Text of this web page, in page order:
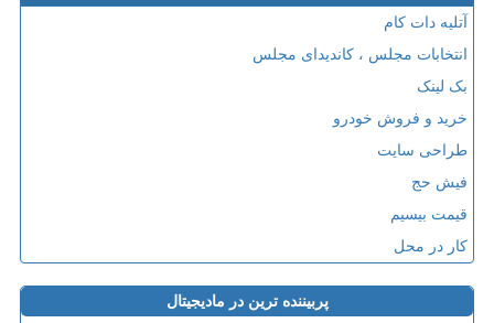
آتلیه دات کام
انتخابات مجلس ، کاندیدای مجلس
بک لینک
خرید و فروش خودرو
طراحی سایت
فیش حج
قیمت بیسیم
کار در محل
پربیننده ترین در مادیجیتال